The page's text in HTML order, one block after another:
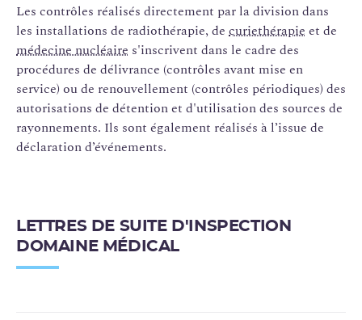
Les contrôles réalisés directement par la division dans
les installations de radiothérapie, de curiethérapie et de
médecine nucléaire s'inscrivent dans le cadre des
procédures de délivrance (contrôles avant mise en
service) ou de renouvellement (contrôles périodiques) des
autorisations de détention et d'utilisation des sources de
rayonnements. Ils sont également réalisés à l’issue de
déclaration d’événements.
LETTRES DE SUITE D'INSPECTION
DOMAINE MÉDICAL